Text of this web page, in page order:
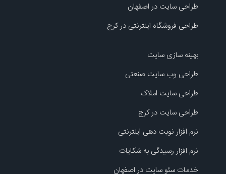
طراحی سایت در اصفهان
طراحی فروشگاه اینترنتی در کرج
بهینه سازی سایت
طراحی وب سایت صنعتی
طراحی سایت املاک
طراحی سایت در کرج
نرم افزار نوبت دهی اینترنتی
نرم افزار رسیدگی به شکایات
خدمات سئو سایت در اصفهان